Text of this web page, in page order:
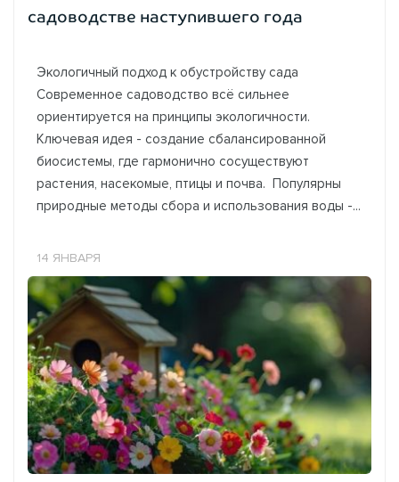
садоводстве наступившего года
Экологичный подход к обустройству сада
Современное садоводство всё сильнее
ориентируется на принципы экологичности.
Ключевая идея - создание сбалансированной
биосистемы, где гармонично сосуществуют
растения, насекомые, птицы и почва. Популярны
природные методы сбора и использования воды -...
14 ЯНВАРЯ